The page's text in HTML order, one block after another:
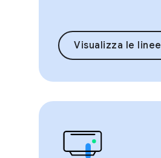
Visualizza le linee guida